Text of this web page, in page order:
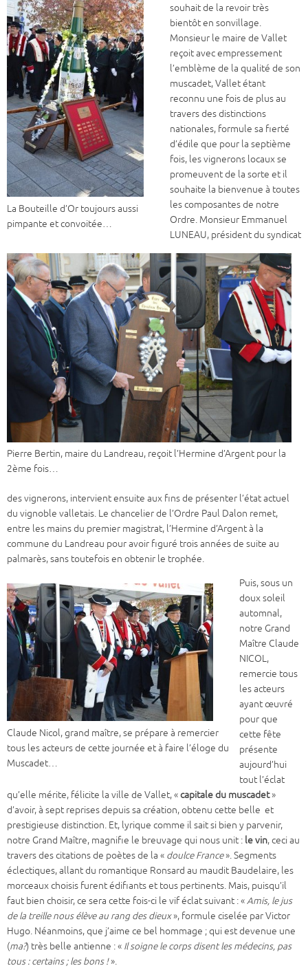
La Bouteille d’Or toujours aussi
pimpante et convoitée…
Pierre Bertin, maire du Landreau, reçoit l’Hermine d’Argent pour la
2ème fois…
souhait de la revoir très
bientôt en sonvillage.
Monsieur le maire de Vallet
reçoit avec empressement
l’emblème de la qualité de son
muscadet, Vallet étant
reconnu une fois de plus au
travers des distinctions
nationales, formule sa fierté
d’édile que pour la septième
fois, les vignerons locaux se
promeuvent de la sorte et il
souhaite la bienvenue à toutes
les composantes de notre
Ordre. Monsieur Emmanuel
LUNEAU, président du syndicat
des vignerons, intervient ensuite aux fins de présenter l’état actuel
du vignoble valletais. Le chancelier de l’Ordre Paul Dalon remet,
entre les mains du premier magistrat, l’Hermine d’Argent à la
commune du Landreau pour avoir figuré trois années de suite au
palmarès, sans toutefois en obtenir le trophée.
Claude Nicol, grand maître, se prépare à remercier
tous les acteurs de cette journée et à faire l’éloge du
Muscadet…
Puis, sous un
doux soleil
automnal,
notre Grand
Maître Claude
NICOL,
remercie tous
les acteurs
ayant œuvré
pour que
cette fête
présente
aujourd’hui
tout l’éclat
qu’elle mérite, félicite la ville de Vallet, «capitale du muscadet»
d’avoir, à sept reprises depuis sa création, obtenu cette belle et
prestigieuse distinction. Et, lyrique comme il sait si bien y parvenir,
notre Grand Maître, magnifie le breuvage qui nous unit : le vin, ceci au
travers des citations de poètes de la « doulce France». Segments
éclectiques, allant du romantique Ronsard au maudit Baudelaire, les
morceaux choisis furent édifiants et tous pertinents. Mais, puisqu’il
faut bien choisir, ce sera cette fois-ci le vif éclat suivant : «Amis, le jus
de la treille nous élève au rang des dieux», formule ciselée par Victor
Hugo. Néanmoins, que j’aime ce bel hommage ; qui est devenue une
(ma?) très belle antienne : « Il soigne le corps disent les médecins, pas
tous : certains ; les bons !».